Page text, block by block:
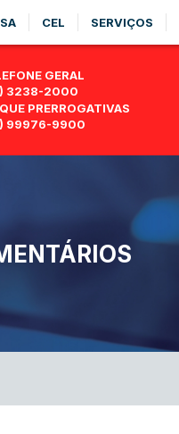
CEL SERVIÇOS
GERAL
3238-2000
PRERROGATIVAS
99976-9900